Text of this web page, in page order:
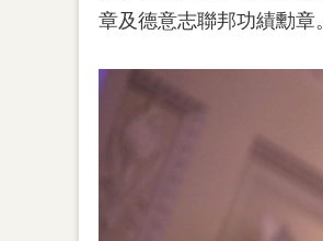
章及德意志聯邦功績勳章。